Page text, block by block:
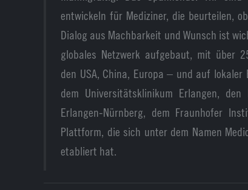
entwickeln für Mediziner, die beurteilen,
Dialog aus Machbarkeit und Wunsch ist
globales Netzwerk aufgebaut, mit über
den USA, China, Europa – und auf lokaler
dem Universitätsklinikum Erlangen, den
Erlangen-Nürnberg, dem Fraunhofer
Plattform, die sich unter dem Namen
etabliert hat.